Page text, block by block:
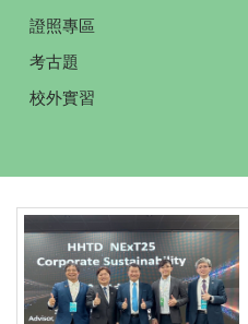
證照專區
考古題
校外實習